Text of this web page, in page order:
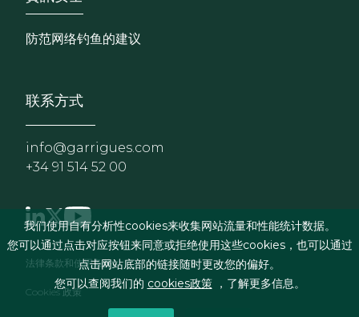
防范网络钓鱼的建议
联系方式
info@garrigues.com
+34 91 514 52 00
页脚菜单
法律条款和使用条件
Cookies 政策
我们使用自有分析性cookies来收集网站流量和性能统计数据。
您可以通过点击对应按钮来同意或拒绝使用这些cookies，也可以通过
点击网站底部的链接随时更改您的偏好。
您可以查阅我们的 cookies政策，了解更多信息。